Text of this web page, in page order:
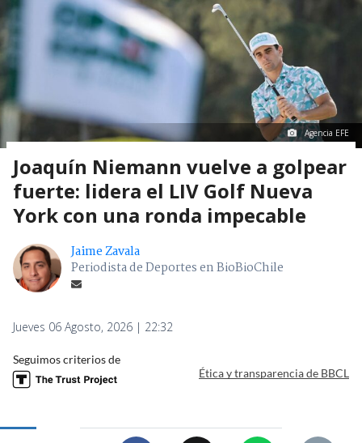
Agencia EFE
Joaquín Niemann vuelve a golpear
fuerte: lidera el LIV Golf Nueva
York con una ronda impecable
Jaime Zavala
Periodista de Deportes en BioBioChile
Jueves 06 Agosto, 2026 | 22:32
Seguimos criterios de
Ética y transparencia de BBCL